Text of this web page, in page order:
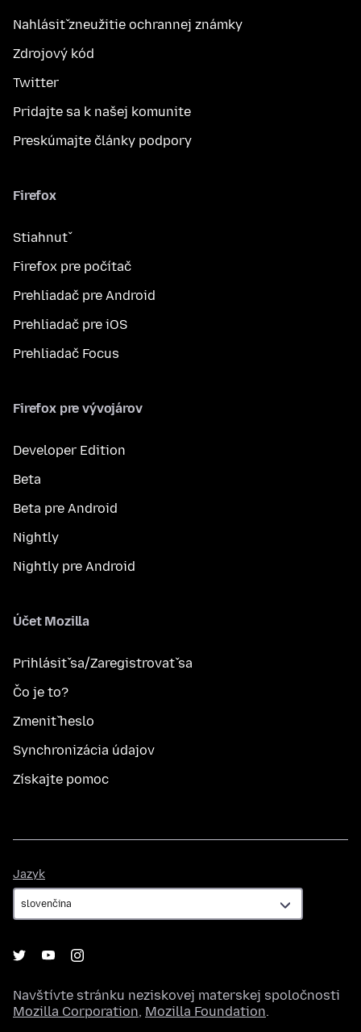
Nahlásiť zneužitie ochrannej známky
Zdrojový kód
Twitter
Pridajte sa k našej komunite
Preskúmajte články podpory
Firefox
Stiahnuť
Firefox pre počítač
Prehliadač pre Android
Prehliadač pre iOS
Prehliadač Focus
Firefox pre vývojárov
Developer Edition
Beta
Beta pre Android
Nightly
Nightly pre Android
Účet Mozilla
Prihlásiť sa/Zaregistrovať sa
Čo je to?
Zmeniť heslo
Synchronizácia údajov
Získajte pomoc
Jazyk
Navštívte stránku neziskovej materskej spoločnosti
Mozilla Corporation, Mozilla Foundation.